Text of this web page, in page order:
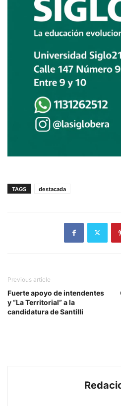
TAGS destacada
Previous article
Fuerte apoyo de intendentes
y “La Territorial” a la
candidatura de Santilli